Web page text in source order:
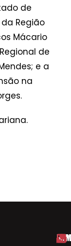
de
Região
Mácario
de
e a
na